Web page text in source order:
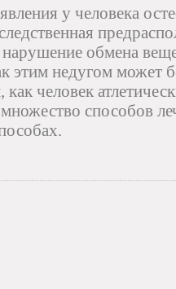
у человека
обмена
этим недугом может
человек
способов